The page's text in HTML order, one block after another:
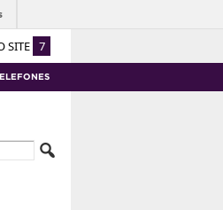
SITE 7